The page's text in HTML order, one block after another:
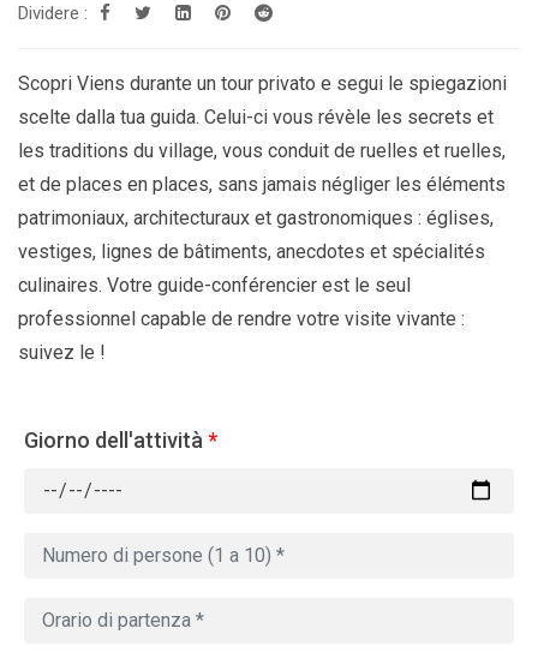
Dividere :
Scopri Viens durante un tour privato e segui le spiegazioni
scelte dalla tua guida. Celui-ci vous révèle les secrets et
les traditions du village, vous conduit de ruelles et ruelles,
et de places en places, sans jamais négliger les éléments
patrimoniaux, architecturaux et gastronomiques : églises,
vestiges, lignes de bâtiments, anecdotes et spécialités
culinaires. Votre guide-conférencier est le seul
professionnel capable de rendre votre visite vivante :
suivez le !
Giorno dell'attività *